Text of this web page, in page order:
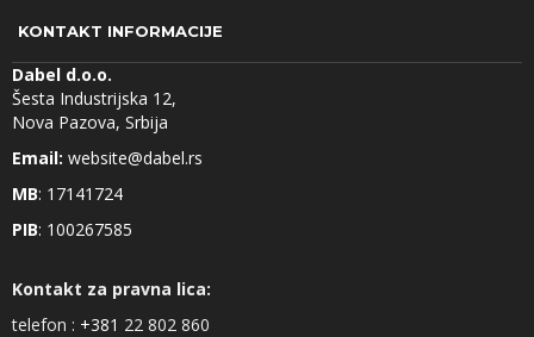
KONTAKT INFORMACIJE
Dabel d.o.o.
Šesta Industrijska 12,
Nova Pazova, Srbija
Email: website@dabel.rs
MB: 17141724
PIB: 100267585
Kontakt za pravna lica:
telefon : +381 22 802 860